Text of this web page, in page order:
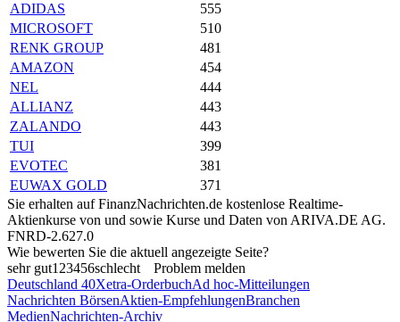
ADIDAS
555
MICROSOFT
510
RENK GROUP
481
AMAZON
454
NEL
444
ALLIANZ
443
ZALANDO
443
TUI
399
EVOTEC
381
EUWAX GOLD
371
Sie erhalten auf FinanzNachrichten.de kostenlose Realtime-
Aktienkurse von und sowie Kurse und Daten von ARIVA.DE AG.
FNRD-2.627.0
Wie bewerten Sie die aktuell angezeigte Seite?
sehr gut1 23456schlecht
Problem melden
Deutschland 40Xetra-OrderbuchAd hoc-Mitteilungen
Nachrichten BörsenAktien-EmpfehlungenBranchen
MedienNachrichten-Archiv